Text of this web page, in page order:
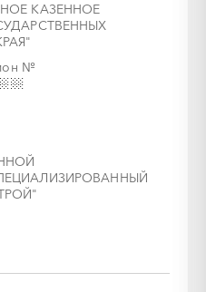
КАЗЕННОЕ
№